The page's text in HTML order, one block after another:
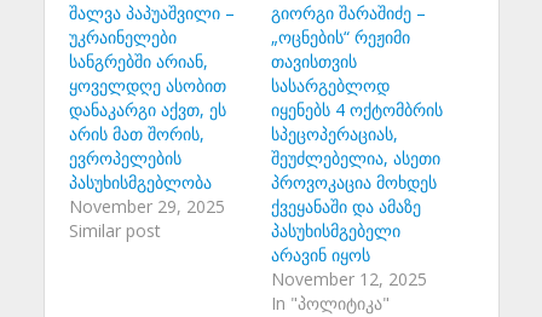
შალვა პაპუაშვილი –
უკრაინელები
სანგრებში არიან,
ყოველდღე ასობით
დანაკარგი აქვთ, ეს
არის მათ შორის,
ევროპელების
პასუხისმგებლობა
November 29, 2025
Similar post
გიორგი შარაშიძე –
„ოცნების“ რეჟიმი
თავისთვის
სასარგებლოდ
იყენებს 4 ოქტომბრის
სპეცოპერაციას,
შეუძლებელია, ასეთი
პროვოკაცია მოხდეს
ქვეყანაში და ამაზე
პასუხისმგებელი
არავინ იყოს
November 12, 2025
In "პოლიტიკა"